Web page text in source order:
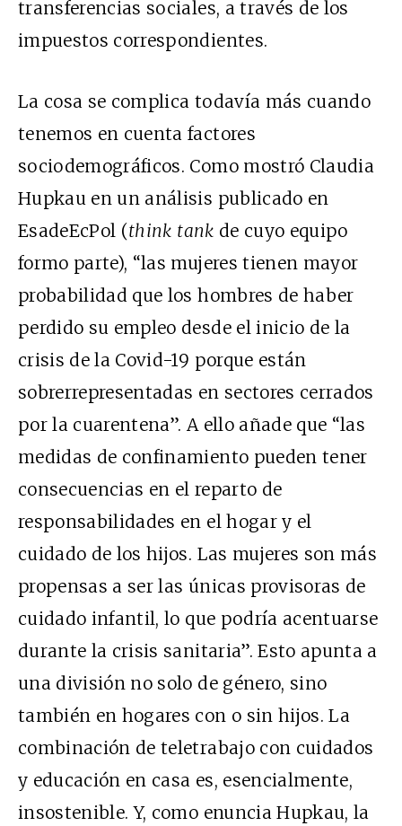
transferencias sociales, a través de los
impuestos correspondientes.
La cosa se complica todavía más cuando
tenemos en cuenta factores
sociodemográficos. Como mostró Claudia
Hupkau en un análisis publicado en
EsadeEcPol (think tank de cuyo equipo
formo parte), “las mujeres tienen mayor
probabilidad que los hombres de haber
perdido su empleo desde el inicio de la
crisis de la Covid-19 porque están
sobrerrepresentadas en sectores cerrados
por la cuarentena”. A ello añade que “las
medidas de confinamiento pueden tener
consecuencias en el reparto de
responsabilidades en el hogar y el
cuidado de los hijos. Las mujeres son más
propensas a ser las únicas provisoras de
cuidado infantil, lo que podría acentuarse
durante la crisis sanitaria”. Esto apunta a
una división no solo de género, sino
también en hogares con o sin hijos. La
combinación de teletrabajo con cuidados
y educación en casa es, esencialmente,
insostenible. Y, como enuncia Hupkau, la